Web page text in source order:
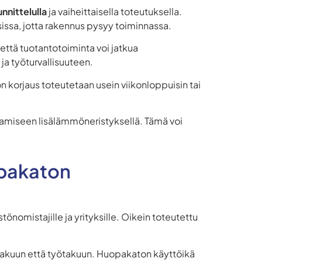
ja vaiheittaisella toteutuksella.
jotta rakennus pysyy toiminnassa.
tuotantotoiminta voi jatkua
työturvallisuuteen.
korjaus toteutetaan usein viikonloppuisin tai
lisälämmöneristyksellä. Tämä voi
ja yrityksille. Oikein toteutettu
että työtakuun. Huopakaton käyttöikä